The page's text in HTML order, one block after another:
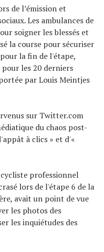
de l’émission et
Les ambulances de
soigner les blessés et
la course pour sécuriser
la fin de l'étape,
les 20 derniers
par Louis Meintjes
sur Twitter.com
du chaos post-
à clics » et d'«
professionnel
lors de l'étape 6 de la
avait un point de vue
les photos des
les inquiétudes des